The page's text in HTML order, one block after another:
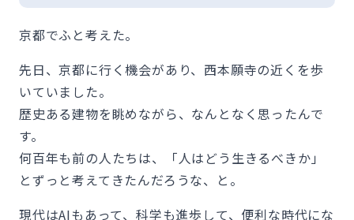
京都でふと考えた。
先日、京都に行く機会があり、西本願寺の近くを歩
いていました。
歴史ある建物を眺めながら、なんとなく思ったんで
す。
何百年も前の人たちは、「人はどう生きるべきか」
とずっと考えてきたんだろうな、と。
現代はAIもあって、科学も進歩して、便利な時代にな